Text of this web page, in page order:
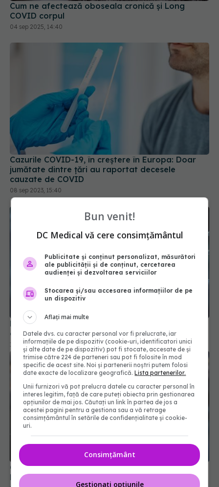
Cum ne afectează oboseala cronică și Long
COVID corpul
04 sep 2025, 14:40
Cazurile COVID-19, în creștere în Europa: Doar
jumătate dintre țări au raportat decesele
cauzate de COVID
08 sep 2023, 15:40
MIS-C, complicația pediatrică a COVID. Boala,
confundată de sistemul imunitar al copiilor
17 aug 2024, 17:45
Creștere îngrijorătoare a cazurilor COVID-19 în
România
Bun venit!
DC Medical vă cere consimțământul
Publicitate și conținut personalizat, măsurători
ale publicității și de conținut, cercetarea
audienței și dezvoltarea serviciilor
Stocarea și/sau accesarea informațiilor de pe
un dispozitiv
Aflați mai multe
Datele dvs. cu caracter personal vor fi prelucrate, iar
informațiile de pe dispozitiv (cookie-uri, identificatori unici
și alte date de pe dispozitiv) pot fi stocate, accesate de și
trimise către 224 de parteneri sau pot fi folosite în mod
specific de acest site. Noi și partenerii noștri putem folosi
date exacte de localizare geografică.Lista partenerilor.
Unii furnizori vă pot prelucra datele cu caracter personal în
interes legitim, față de care puteți obiecta prin gestionarea
opțiunilor de mai jos. Căutați un link în partea de jos a
acestei pagini pentru a gestiona sau a vă retrage
consimțământul în setările de confidențialitate și cookie-
uri.
Consimțământ
Gestionați opțiunile